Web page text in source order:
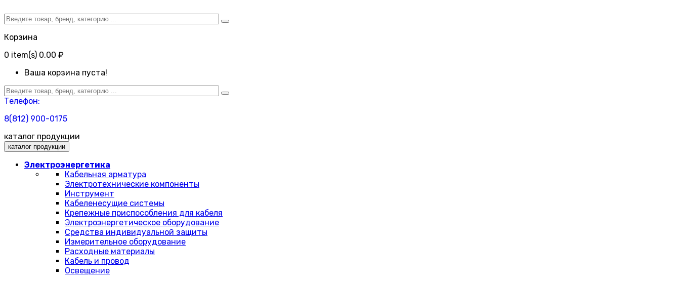
Корзина
0 item(s) 0.00 ₽
Ваша корзина пуста!
Телефон:
8(812) 900-0175
каталог продукции
каталог продукции
Электроэнергетика
Кабельная арматура
Электротехнические компоненты
Инструмент
Кабеленесущие системы
Крепежные приспособления для кабеля
Электроэнергетическое оборудование
Средства индивидуальной защиты
Измерительное оборудование
Расходные материалы
Кабель и провод
Освещение